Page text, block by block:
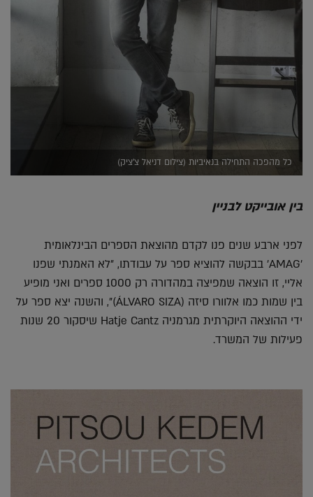
כל מהפכה התחילה בנאיביות (צילום דניאל צ’ציק)
בין אובייקט לבניין
לפני ארבע שנים פנו לקדם מהוצאת הספרים הבינלאומית
'AMAG' בבקשה להוציא ספר על עבודתו, "לא האמנתי שפנו
אליי, זו הוצאה שמפיצה במהדורה רק 1000 ספרים ואני מופיע
בין שמות כמו אלוורו סיזה (ÁLVARO SIZA)", והשנה יצא ספר על
ידי ההוצאה היוקרתית מגרמניה Hatje Cantz שיסקור 20 שנות
פעילות של המשרד.